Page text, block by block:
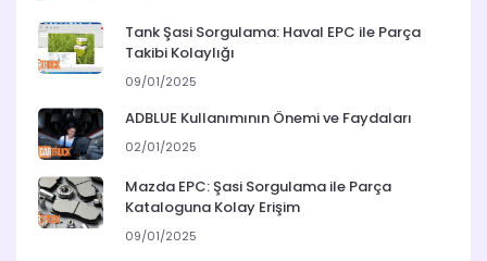
Tank Şasi Sorgulama: Haval EPC ile Parça
Takibi Kolaylığı
09/01/2025
ADBLUE Kullanımının Önemi ve Faydaları
02/01/2025
Mazda EPC: Şasi Sorgulama ile Parça
Kataloguna Kolay Erişim
09/01/2025